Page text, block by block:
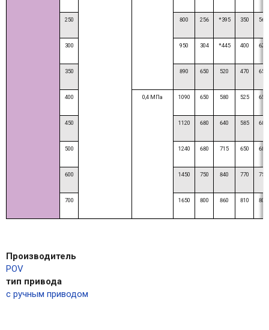
250 800 256 *395 350 560
300 950 304 *445 400 620
350 890 650 520 470 650
400 0,4 МПа 1090 650 580 525 650
450 1120 680 640 585 680
500 1240 680 715 650 680
600 1450 750 840 770 750
700 1650 800 860 810 800
Производитель
POV
тип привода
с ручным приводом